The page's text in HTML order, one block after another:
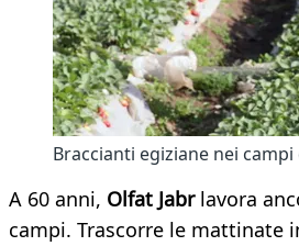
Braccianti egiziane nei
A 60 anni, Olfat Jabrlavora
campi. Trascorre le mattinate